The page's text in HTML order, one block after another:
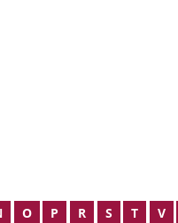
O P R S T V